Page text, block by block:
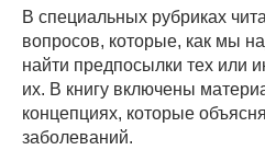
В специальных рубриках
вопросов, которые, как мы
найти предпосылки тех или
их. В книгу включены
концепциях, которые
заболеваний.